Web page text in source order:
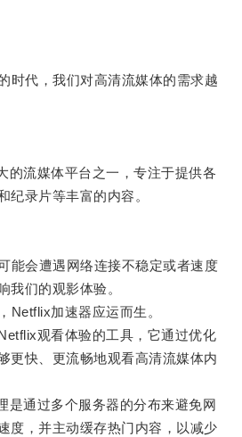
代，我们对高清流媒体的需求越
流媒体平台之一，专注于提供各
纪录片等丰富的内容。
会遭遇网络连接不稳定或者速度
我们的观影体验。
加速器应运而生。
观看体验的工具，它通过优化
更快、更流畅地观看高清流媒体内
通过多个服务器的分布来避免网
度，并主动缓存热门内容，以减少